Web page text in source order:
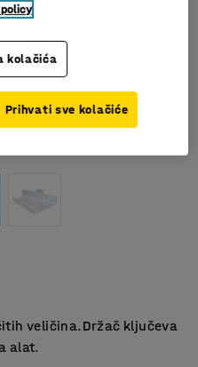
Slični proizvodi
veličina.Držač ključeva
alat.
kolačića
Prihvati sve kolačiće